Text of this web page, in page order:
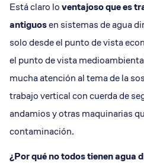
Está claro loventajoso que es
antiguosen sistemas de agua
solo desde el punto de vista
el punto de vista
mucha atención al tema de la
trabajo vertical con cuerda de
andamios y otras maquinarias
contaminación.
¿Por qué no todos tienen agua